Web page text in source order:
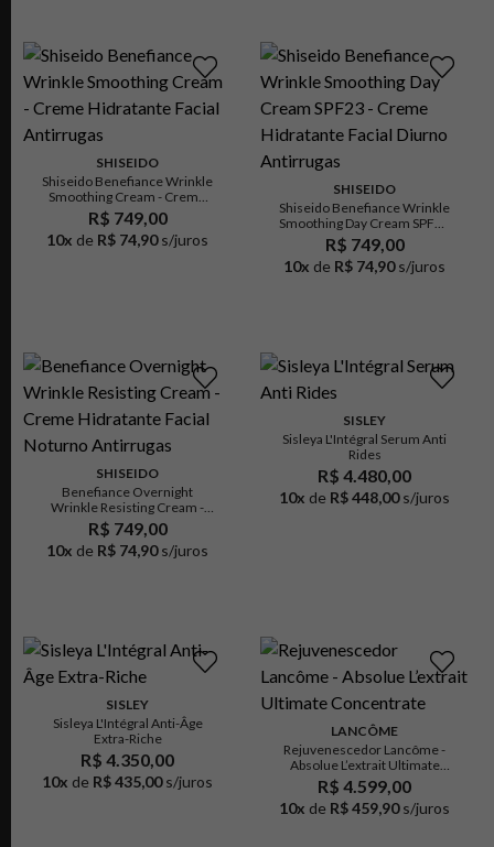
SHISEIDO
Shiseido Benefiance Wrinkle
Smoothing Cream - Creme
Hidratante Facial Antirrugas
R$ 749,00
10x de R$ 74,90 s/juros
SHISEIDO
Shiseido Benefiance Wrinkle
Smoothing Day Cream SPF23
- Creme Hidratante Facial
Diurno Antirrugas
R$ 749,00
10x de R$ 74,90 s/juros
SHISEIDO
Benefiance Overnight
Wrinkle Resisting Cream -
Creme Hidratante Facial
Noturno Antirrugas
R$ 749,00
10x de R$ 74,90 s/juros
SISLEY
Sisleya L'Intégral Serum Anti
Rides
R$ 4.480,00
10x de R$ 448,00 s/juros
SISLEY
Sisleya L'Intégral Anti-Âge
Extra-Riche
R$ 4.350,00
10x de R$ 435,00 s/juros
LANCÔME
Rejuvenescedor Lancôme -
Absolue L’extrait Ultimate
Concentrate
R$ 4.599,00
10x de R$ 459,90 s/juros